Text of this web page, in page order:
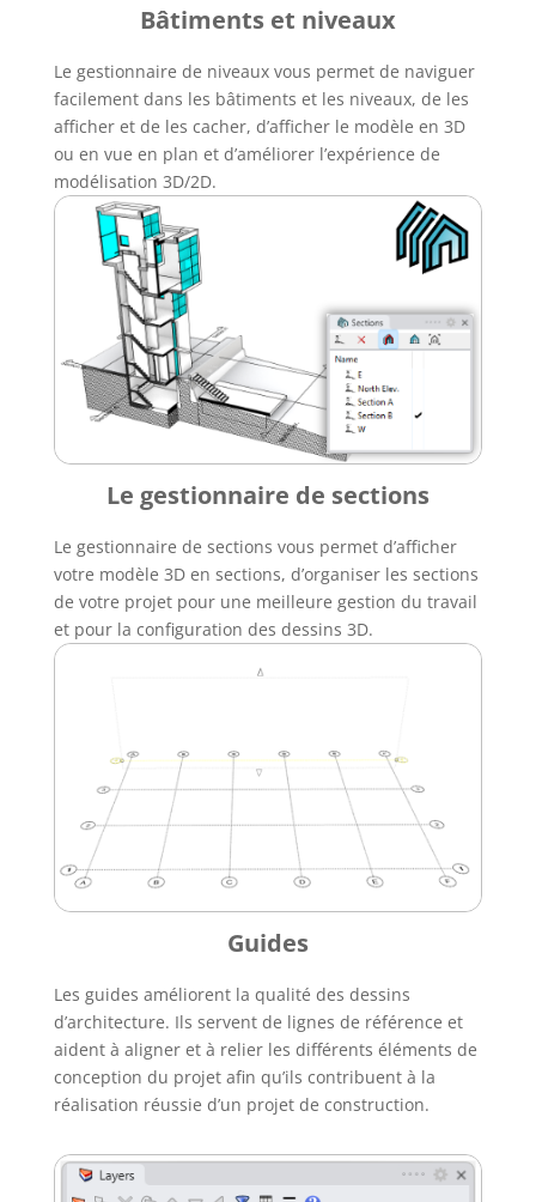
Bâtiments et niveaux
Le gestionnaire de niveaux vous permet de naviguer
facilement dans les bâtiments et les niveaux, de les
afficher et de les cacher, d’afficher le modèle en 3D
ou en vue en plan et d’améliorer l’expérience de
modélisation 3D/2D.
Le gestionnaire de sections
Le gestionnaire de sections vous permet d’afficher
votre modèle 3D en sections, d’organiser les sections
de votre projet pour une meilleure gestion du travail
et pour la configuration des dessins 3D.
Guides
Les guides améliorent la qualité des dessins
d’architecture. Ils servent de lignes de référence et
aident à aligner et à relier les différents éléments de
conception du projet afin qu’ils contribuent à la
réalisation réussie d’un projet de construction.